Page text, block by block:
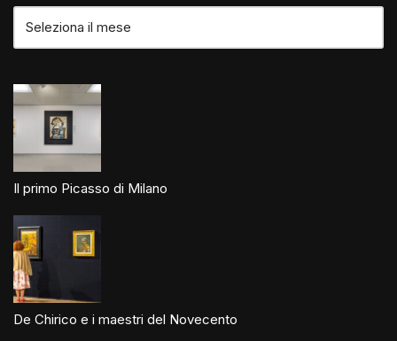
Il primo Picasso di Milano
De Chirico e i maestri del Novecento